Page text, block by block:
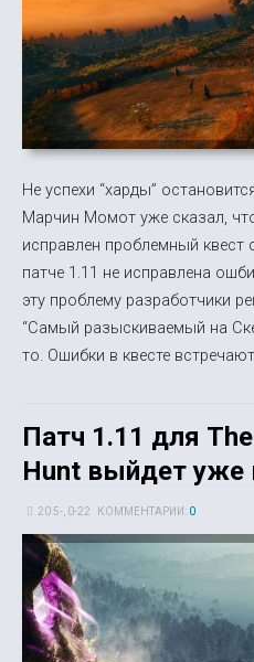
Не успехи “харды”
Марчин Момот уже сказал,
исправлен проблемный квест
патче 1.11 не исправлена
эту проблему разработчики
“Самый разыскиваемый на
то. Ошибки в квесте
Патч 1.11 для
Hunt выйдет уже
20 5-, 0-22 КОММЕНТАРИИ: 0